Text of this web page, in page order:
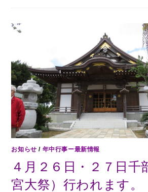
お知らせ / 年中行事ー最新情報
４月２６日・２７日千
宮大祭）行われます。